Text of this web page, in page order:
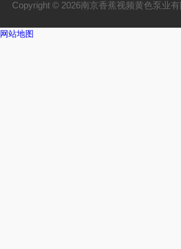
Copyright © 2026南京香蕉视频黄色泵业
网站地图